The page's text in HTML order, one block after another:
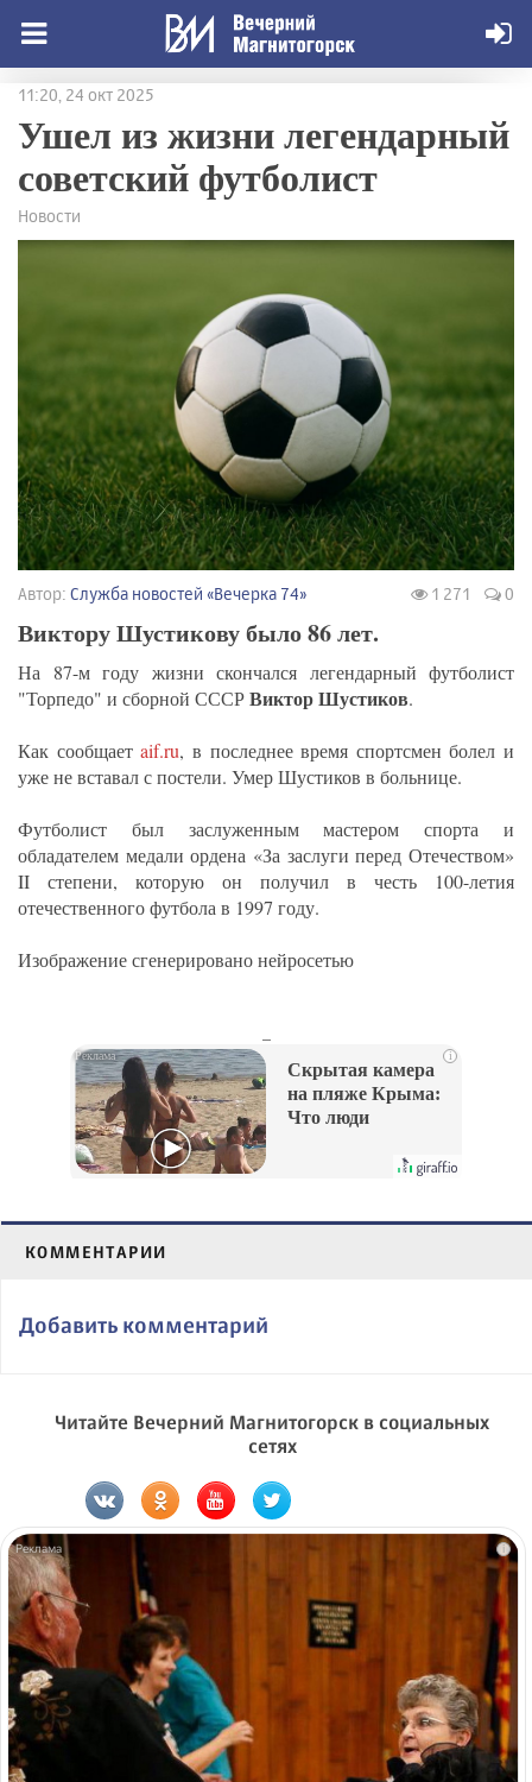
11:20, 24 окт 2025
Ушел из жизни легендарный
советский футболист
Новости
Автор: Служба новостей «Вечерка 74» 1 271 0
Виктору Шустикову было 86 лет.
На 87-м году жизни скончался легендарный футболист
"Торпедо" и сборной СССРВиктор Шустиков.
Как сообщаетaif.ru, в последнее время спортсмен болел и
уже не вставал с постели. Умер Шустиков в больнице.
Футболист был заслуженным мастером спорта и
обладателем медали ордена «За заслуги перед Отечеством»
II степени, которую он получил в честь 100-летия
отечественного футбола в 1997 году.
Изображение сгенерировано нейросетью
i
Скрытая камера
на пляже Крыма:
Что люди
их не видят...
КОММЕНТАРИИ
Добавить комментарий
Читайте Вечерний Магнитогорск в социальных
сетях
i